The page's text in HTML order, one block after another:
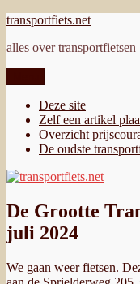
Ga
de
transportfiets.net
alles over transportfietsen
Deze site
Zelf een artikel
Overzicht
De oudste
De Grootte
juli 2024
We gaan weer fietsen.